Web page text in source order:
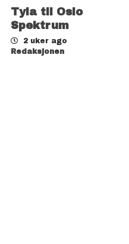
Tyla til Oslo
Spektrum
2 uker ago
Redaksjonen